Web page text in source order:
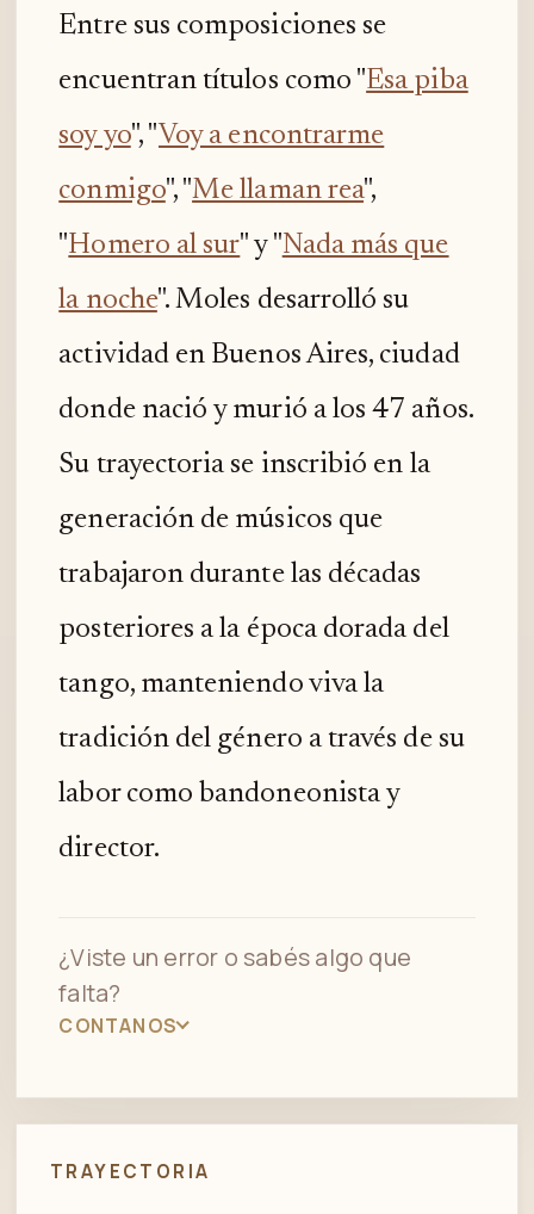
Entre sus composiciones se
encuentran títulos como "Esa piba
soy yo", "Voy a encontrarme
conmigo", "Me llaman rea",
"Homero al sur" y "Nada más que
la noche". Moles desarrolló su
actividad en Buenos Aires, ciudad
donde nació y murió a los 47 años.
Su trayectoria se inscribió en la
generación de músicos que
trabajaron durante las décadas
posteriores a la época dorada del
tango, manteniendo viva la
tradición del género a través de su
labor como bandoneonista y
director.
¿Viste un error o sabés algo que
falta?
CONTANOS
TRAYECTORIA